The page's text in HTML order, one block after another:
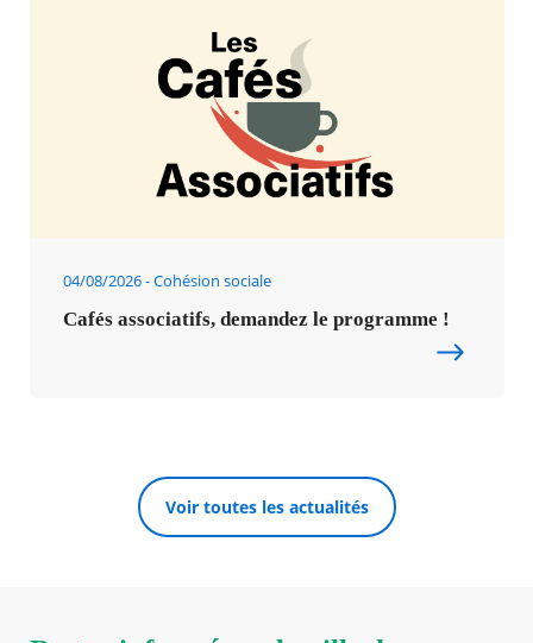
04/08/2026 Cohésion sociale
Cafés associatifs, demandez le programme !
Voir toutes les actualités